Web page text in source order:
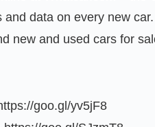
data on every new
new and used cars for
goo.gl/yv5jF8